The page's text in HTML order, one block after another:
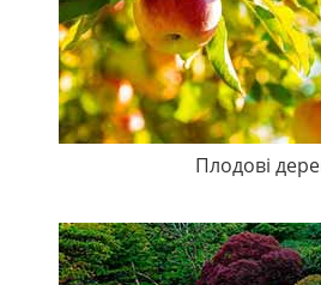
Плодові